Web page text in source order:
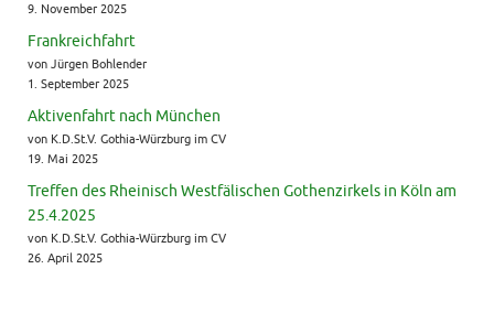
9. November 2025
Frankreichfahrt
von Jürgen Bohlender
1. September 2025
Aktivenfahrt nach München
von K.D.St.V. Gothia-Würzburg im CV
19. Mai 2025
Treffen des Rheinisch Westfälischen Gothenzirkels in Köln am
25.4.2025
von K.D.St.V. Gothia-Würzburg im CV
26. April 2025